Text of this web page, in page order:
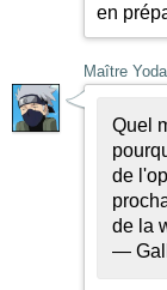
en
Maître Yoda
Quel
de
de la
—